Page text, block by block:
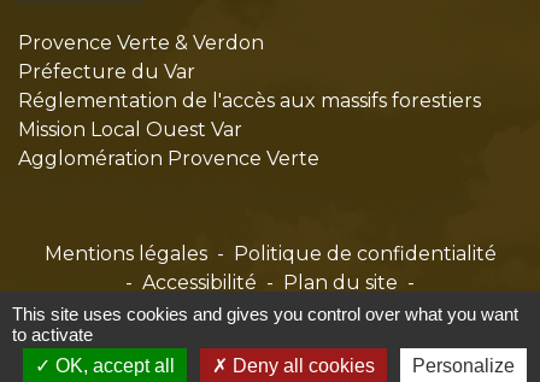
Provence Verte & Verdon
Préfecture du Var
Réglementation de l'accès aux massifs forestiers
Mission Local Ouest Var
Agglomération Provence Verte
Mentions légales - Politique de confidentialité
- Accessibilité - Plan du site -
Gestion des cookies
Site créé en partenariat avec Réseau des Communes
This site uses cookies and gives you control over what you want
to activate
OK, accept all
Deny all cookies Personalize